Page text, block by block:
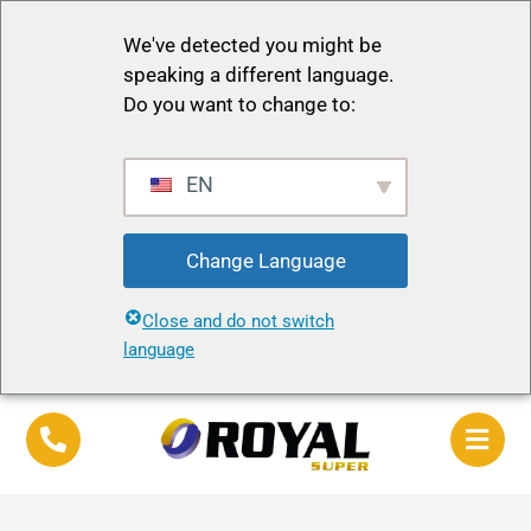
We've detected you might be
speaking a different language.
Do you want to change to:
EN
Change Language
Close and do not switch
language